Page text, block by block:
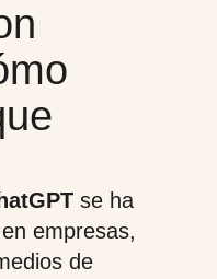
se ha
empresas,
de